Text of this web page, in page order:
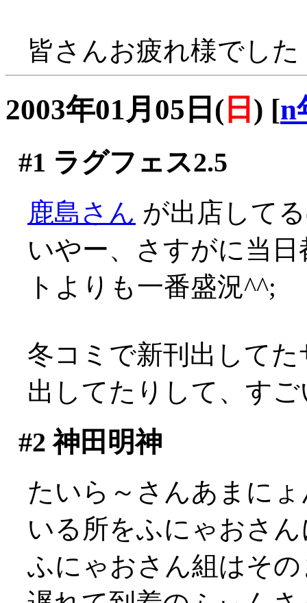
皆さんお疲れ様でした
2003年01月05日( 日 ) [n
#1 ラグフェス2.5
鹿島さん が出店して
いやー、さすがに当
トよりも一番盛況^^;
冬コミで新刊出して
出してたりして、す
#2 神田明神
たいら～さんあまに
いる所をふにゃおさ
ふにゃおさん組はそ